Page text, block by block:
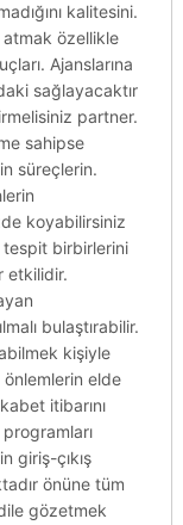
kalitesini.
atmak özellikle
Ajanslarına
sağlayacaktır
partner.
sahipse
süreçlerin.
koyabilirsiniz
birbirlerini
etkilidir.
bulaştırabilir.
kişiyle
önlemlerin elde
itibarını
giriş-çıkış
önüne tüm
gözetmek